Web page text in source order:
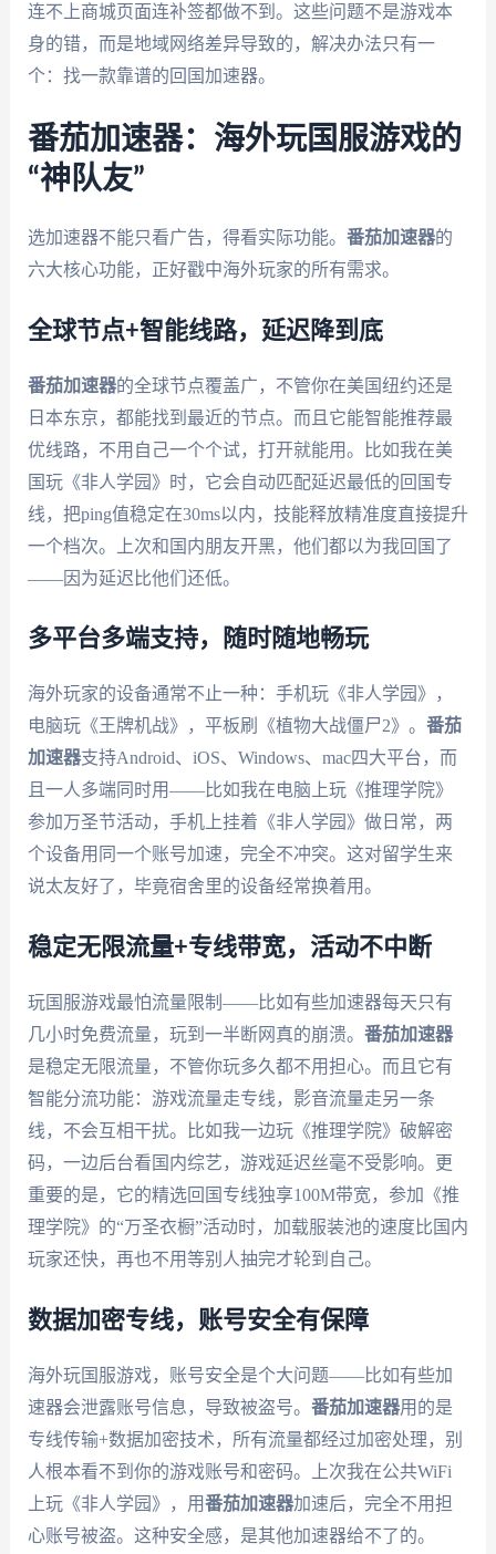
连不上商城页面连补签都做不到。这些问题不是游戏本
身的错，而是地域网络差异导致的，解决办法只有一
个：找一款靠谱的回国加速器。
番茄加速器：海外玩国服游戏的
“神队友”
选加速器不能只看广告，得看实际功能。 番茄加速器的
六大核心功能，正好戳中海外玩家的所有需求。
全球节点+智能线路，延迟降到底
番茄加速器的全球节点覆盖广，不管你在美国纽约还是
日本东京，都能找到最近的节点。而且它能智能推荐最
优线路，不用自己一个个试，打开就能用。比如我在美
国玩《非人学园》时，它会自动匹配延迟最低的回国专
线，把ping值稳定在30ms以内，技能释放精准度直接提升
一个档次。上次和国内朋友开黑，他们都以为我回国了
——因为延迟比他们还低。
多平台多端支持，随时随地畅玩
海外玩家的设备通常不止一种：手机玩《非人学园》，
电脑玩《王牌机战》，平板刷《植物大战僵尸2》。 番茄
加速器支持Android、iOS、Windows、mac四大平台，而
且一人多端同时用——比如我在电脑上玩《推理学院》
参加万圣节活动，手机上挂着《非人学园》做日常，两
个设备用同一个账号加速，完全不冲突。这对留学生来
说太友好了，毕竟宿舍里的设备经常换着用。
稳定无限流量+专线带宽，活动不中断
玩国服游戏最怕流量限制——比如有些加速器每天只有
几小时免费流量，玩到一半断网真的崩溃。 番茄加速器
是稳定无限流量，不管你玩多久都不用担心。而且它有
智能分流功能：游戏流量走专线，影音流量走另一条
线，不会互相干扰。比如我一边玩《推理学院》破解密
码，一边后台看国内综艺，游戏延迟丝毫不受影响。更
重要的是，它的精选回国专线独享100M带宽，参加《推
理学院》的“万圣衣橱”活动时，加载服装池的速度比国内
玩家还快，再也不用等别人抽完才轮到自己。
数据加密专线，账号安全有保障
海外玩国服游戏，账号安全是个大问题——比如有些加
速器会泄露账号信息，导致被盗号。 番茄加速器用的是
专线传输+数据加密技术，所有流量都经过加密处理，别
人根本看不到你的游戏账号和密码。上次我在公共WiFi
上玩《非人学园》，用番茄加速器加速后，完全不用担
心账号被盗。这种安全感，是其他加速器给不了的。